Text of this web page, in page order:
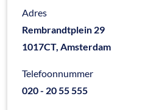
Adres
Rembrandtplein 29
1017CT, Amsterdam
Telefoonnummer
020 - 20 55 555